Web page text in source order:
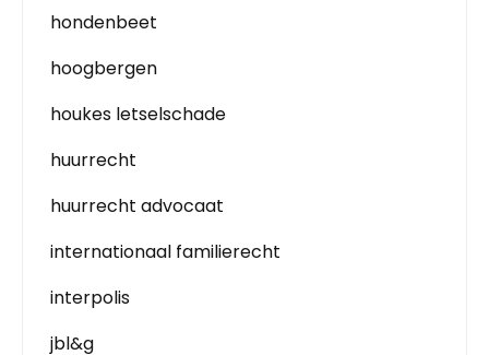
hondenbeet
hoogbergen
houkes letselschade
huurrecht
huurrecht advocaat
internationaal familierecht
interpolis
jbl&g